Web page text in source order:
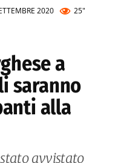
2020 25"
a
saranno
alla
stato avvistato